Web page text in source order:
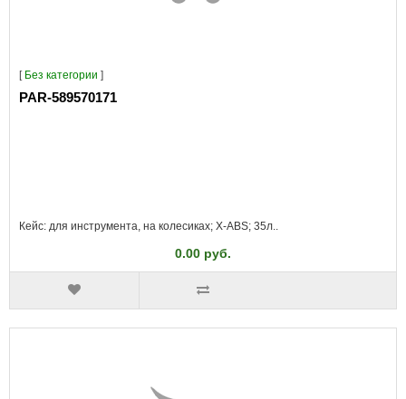
[ Без категории ]
PAR-589570171
Кейс: для инструмента, на колесиках; X-ABS; 35л..
0.00 руб.